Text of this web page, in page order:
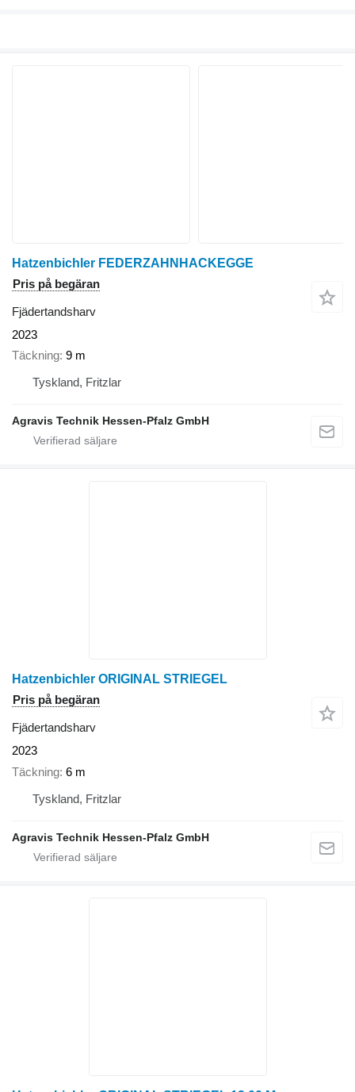
Hatzenbichler FEDERZAHNHACKEGGE
Pris på begäran
Fjädertandsharv
2023
Täckning 9 m
Tyskland, Fritzlar
Agravis Technik Hessen-Pfalz GmbH
Hatzenbichler ORIGINAL STRIEGEL
Pris på begäran
Fjädertandsharv
2023
Täckning 6 m
Tyskland, Fritzlar
Agravis Technik Hessen-Pfalz GmbH